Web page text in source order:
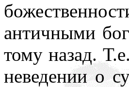
античными
тому назад.
неведении о